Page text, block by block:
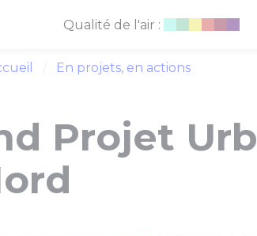
Qualité de l'air :
En projets, en actions
Projet